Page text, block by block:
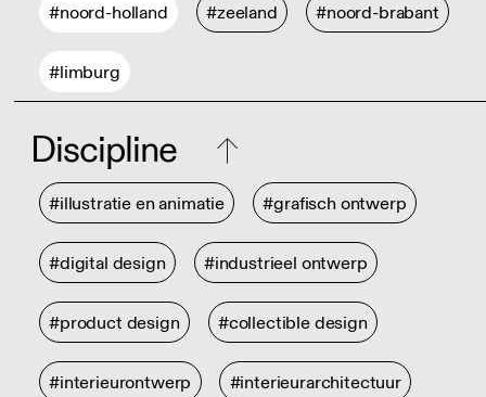
#noord-holland #zeeland #noord-brabant
#limburg
Discipline
#illustratie en animatie #grafisch ontwerp
#digital design #industrieel ontwerp
#product design #collectible design
#interieurontwerp #interieurarchitectuur